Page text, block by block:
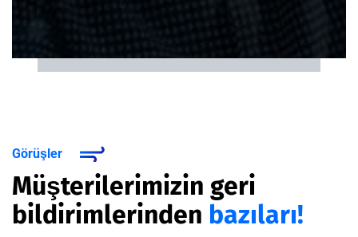
Görüşler
Müşterilerimizin geri
bildirimlerinden bazıları!